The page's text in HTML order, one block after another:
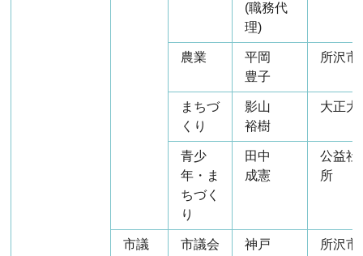
(職務代
理)
農業
平岡
豊子
所沢
まちづ
くり
影山
裕樹
大正大
青少
年・ま
ちづく
り
田中
成憲
公益社
所
市議
市議会
神戸
所沢